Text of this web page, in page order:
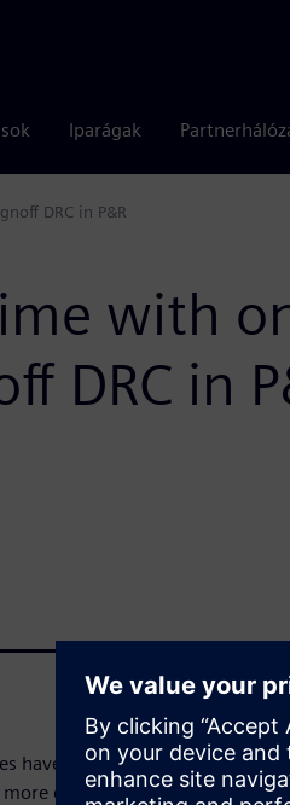
Iparágak
DRC in P&R
with
DRC in
have become progressively
devices on each die.